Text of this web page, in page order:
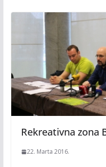
Rekreativna zona
22. Marta 2016.